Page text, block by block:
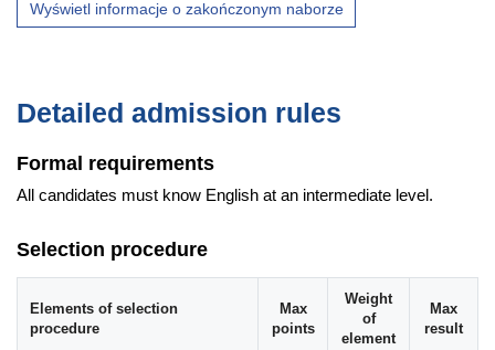
Faculty website of the programme
Wyświetl informacje o zakończonym naborze
Detailed admission rules
Formal requirements
All candidates must know English at an intermediate level.
Selection procedure
Elements of selection
procedure
Max
points
Weight
of
element
Max
result